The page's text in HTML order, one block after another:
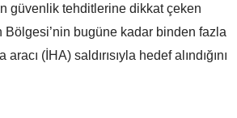
güvenlik tehditlerine dikkat çeken
Bölgesi’nin bugüne kadar binden fazla
(İHA) saldırısıyla hedef alındığını